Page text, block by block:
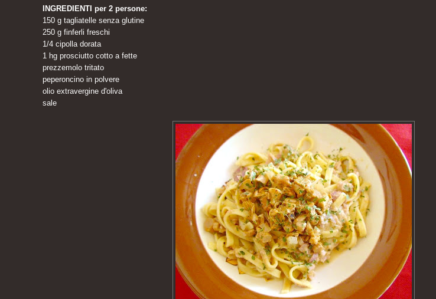
INGREDIENTI per 2 persone:
150 g tagliatelle senza glutine
250 g finferli freschi
1/4 cipolla dorata
1 hg prosciutto cotto a fette
prezzemolo tritato
peperoncino in polvere
olio extravergine d'oliva
sale